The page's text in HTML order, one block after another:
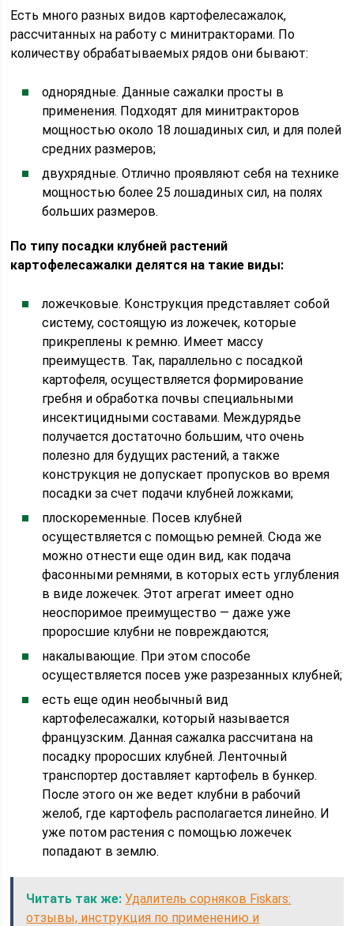
Есть много разных видов картофелесажалок,
рассчитанных на работу с минитракторами. По
количеству обрабатываемых рядов они бывают:
однорядные. Данные сажалки просты в
применения. Подходят для минитракторов
мощностью около 18 лошадиных сил, и для полей
средних размеров;
двухрядные. Отлично проявляют себя на технике
мощностью более 25 лошадиных сил, на полях
больших размеров.
По типу посадки клубней растений
картофелесажалки делятся на такие виды:
ложечковые. Конструкция представляет собой
систему, состоящую из ложечек, которые
прикреплены к ремню. Имеет массу
преимуществ. Так, параллельно с посадкой
картофеля, осуществляется формирование
гребня и обработка почвы специальными
инсектицидными составами. Междурядье
получается достаточно большим, что очень
полезно для будущих растений, а также
конструкция не допускает пропусков во время
посадки за счет подачи клубней ложками;
плоскоременные. Посев клубней
осуществляется с помощью ремней. Сюда же
можно отнести еще один вид, как подача
фасонными ремнями, в которых есть углубления
в виде ложечек. Этот агрегат имеет одно
неоспоримое преимущество — даже уже
проросшие клубни не повреждаются;
накалывающие. При этом способе
осуществляется посев уже разрезанных клубней;
есть еще один необычный вид
картофелесажалки, который называется
французским. Данная сажалка рассчитана на
посадку проросших клубней. Ленточный
транспортер доставляет картофель в бункер.
После этого он же ведет клубни в рабочий
желоб, где картофель располагается линейно. И
уже потом растения с помощью ложечек
попадают в землю.
Читать так же: Удалитель сорняков Fiskars:
отзывы, инструкция по применению и